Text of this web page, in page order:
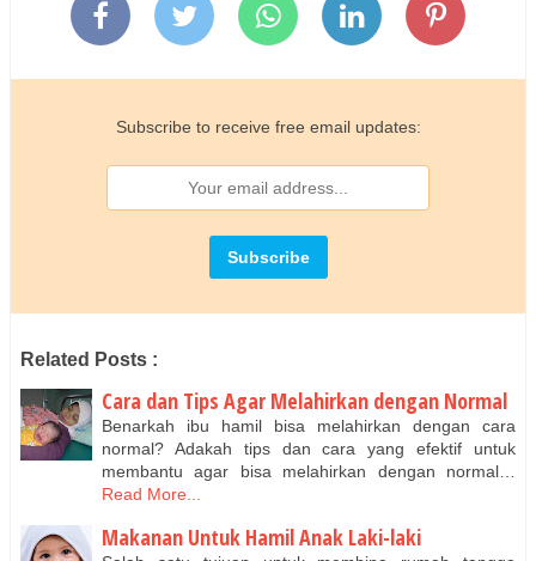
Subscribe to receive free email updates:
Related Posts :
Cara dan Tips Agar Melahirkan dengan Normal
Benarkah ibu hamil bisa melahirkan dengan cara
normal? Adakah tips dan cara yang efektif untuk
membantu agar bisa melahirkan dengan normal…
Read More...
Makanan Untuk Hamil Anak Laki-laki